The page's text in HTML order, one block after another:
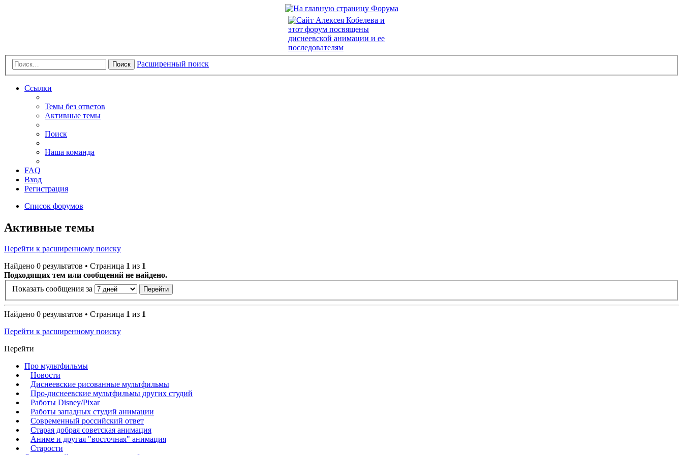
Поиск Расширенный поиск
Ссылки
Темы без ответов
Активные темы
Поиск
Наша команда
FAQ
Вход
Регистрация
Список форумов
Активные темы
Перейти к расширенному поиску
Найдено 0 результатов • Страница 1 из 1
Подходящих тем или сообщений не найдено.
Показать сообщения за
Найдено 0 результатов • Страница 1 из 1
Перейти к расширенному поиску
Перейти
Про мультфильмы
Новости
Диснеевские рисованные мультфильмы
Про-диснеевские мультфильмы других студий
Работы Disney/Pixar
Работы западных студий анимации
Современный российский ответ
Старая добрая советская анимация
Аниме и другая "восточная" анимация
Старости